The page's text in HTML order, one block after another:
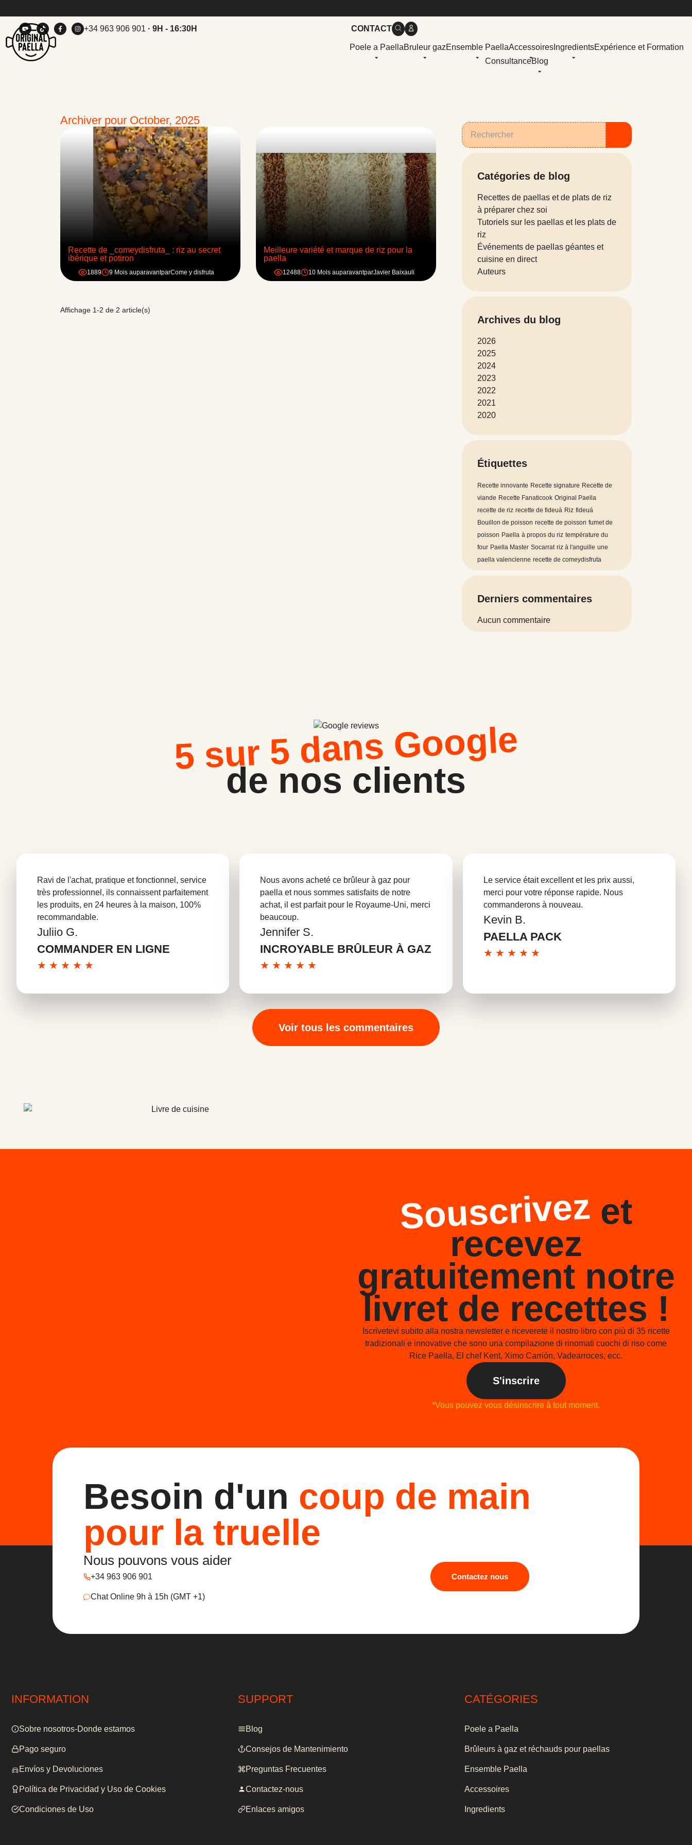
+34 963 906 901 · 9H - 16:30H CONTACT
Poele a PaellaBruleur gazEnsemble PaellaAccessoiresIngredientsExpérience et Formation
ConsultanceBlog
Archiver pour October, 2025
Recette de _comeydisfruta_ : riz au secret
ibérique et potiron
1889 9 Mois auparavantparCome y disfruta
Meilleure variété et marque de riz pour la
paella
12488 10 Mois auparavantparJavier Baixauli
Affichage 1-2 de 2 article(s)
Catégories de blog
Recettes de paellas et de plats de riz
à préparer chez soi
Tutoriels sur les paellas et les plats de
riz
Événements de paellas géantes et
cuisine en direct
Auteurs
Archives du blog
2026
2025
2024
2023
2022
2021
2020
Étiquettes
Recette innovante Recette signature Recette de
viande Recette Fanaticook Original Paella
recette de riz recette de fideuà Riz fideuá
Bouillon de poisson recette de poisson fumet de
poisson Paella à propos du riz température du
four Paella Master Socarrat riz à l'anguille une
paella valencienne recette de comeydisfruta
Derniers commentaires
Aucun commentaire
5 sur 5 dans Google
de nos clients
Ravi de l'achat, pratique et fonctionnel, service
très professionnel, ils connaissent parfaitement
les produits, en 24 heures à la maison, 100%
recommandable.
Juliio G.
COMMANDER EN LIGNE
★ ★ ★ ★ ★
Nous avons acheté ce brûleur à gaz pour
paella et nous sommes satisfaits de notre
achat, il est parfait pour le Royaume-Uni, merci
beaucoup.
Jennifer S.
INCROYABLE BRÛLEUR À GAZ
★ ★ ★ ★ ★
Le service était excellent et les prix aussi,
merci pour votre réponse rapide. Nous
commanderons à nouveau.
Kevin B.
PAELLA PACK
★ ★ ★ ★ ★
Voir tous les commentaires
Souscrivez et
recevez
gratuitement notre
livret de recettes !
Iscrivetevi subito alla nostra newsletter e riceverete il nostro libro con più di 35 ricette
tradizionali e innovative che sono una compilazione di rinomati cuochi di riso come
Rice Paella, El chef Kent, Ximo Carrión, Vadearroces, ecc.
S'inscrire
*Vous pouvez vous désinscrire à tout moment.
Besoin d'un coup de main
pour la truelle
Nous pouvons vous aider
+34 963 906 901
Chat Online 9h à 15h (GMT +1)
Contactez nous
INFORMATION
Sobre nosotros-Donde estamos
Pago seguro
Envíos y Devoluciones
Política de Privacidad y Uso de Cookies
Condiciones de Uso
SUPPORT
Blog
Consejos de Mantenimiento
Preguntas Frecuentes
Contactez-nous
Enlaces amigos
CATÉGORIES
Poele a Paella
Brûleurs à gaz et réchauds pour paellas
Ensemble Paella
Accessoires
Ingredients